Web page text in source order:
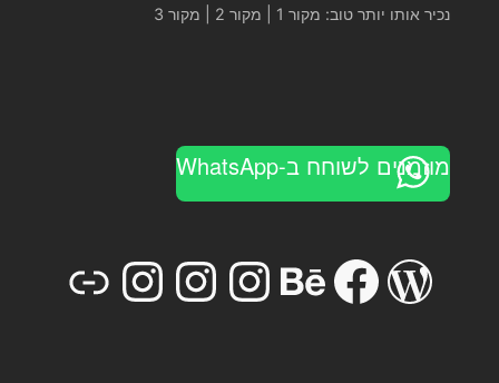
נכיר אותו יותר טוב: מקור 1 | מקור 2 | מקור 3
מוזמנים לשוחח ב-WhatsApp
WordPress
Facebook
Behance
Instagram
Link